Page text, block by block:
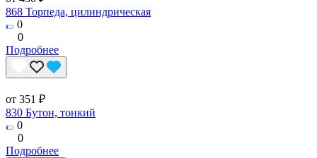
868 Торпеда, цилиндрическая
0
0
Подробнее
от 351 ₽
830 Бутон, тонкий
0
0
Подробнее